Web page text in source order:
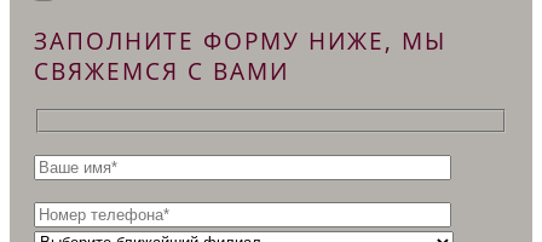
ЗАПОЛНИТЕ ФОРМУ НИЖЕ, МЫ
СВЯЖЕМСЯ С ВАМИ